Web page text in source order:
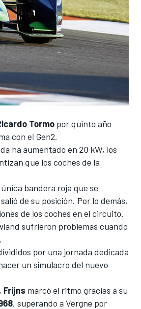
Tormo por quinto año
con el Gen2.
ha aumentado en 20 kW, los
que los coches de la
bandera roja que se
de su posición. Por lo demás,
de los coches en el circuito.
sufrieron problemas cuando
por una jornada dedicada
un simulacro del nuevo
Frijns marcó el ritmo gracias a su
, superando a Vergne por